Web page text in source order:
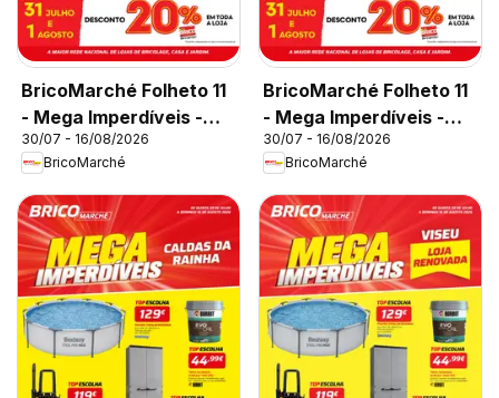
BricoMarché Folheto 11
- Mega Imperdíveis -
Chaves
30/07 - 16/08/2026
BricoMarché
BricoMarché Folheto 11
- Mega Imperdíveis -
Castelo Branco
30/07 - 16/08/2026
BricoMarché